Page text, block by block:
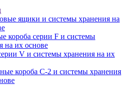
ящики и системы хранения на
короба серии F и системы
на их основе
V и системы хранения на их
короба С-2 и системы хранения